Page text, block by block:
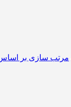
مرتب سازی بر اساس